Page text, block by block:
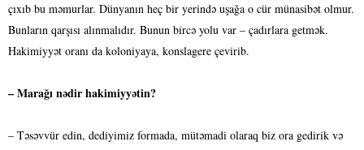
çıxıb bu məmurlar. Dünyanın heç bir yerində uşağa o cür münasibət olmur.
Bunların qarşısı alınmalıdır. Bunun bircə yolu var – çadırlara getmək.
Hakimiyyət oranı da koloniyaya, konslagere çevirib.
– Marağı nədir hakimiyyətin?
– Təsəvvür edin, dediyimiz formada, mütəmadi olaraq biz ora gedirik və